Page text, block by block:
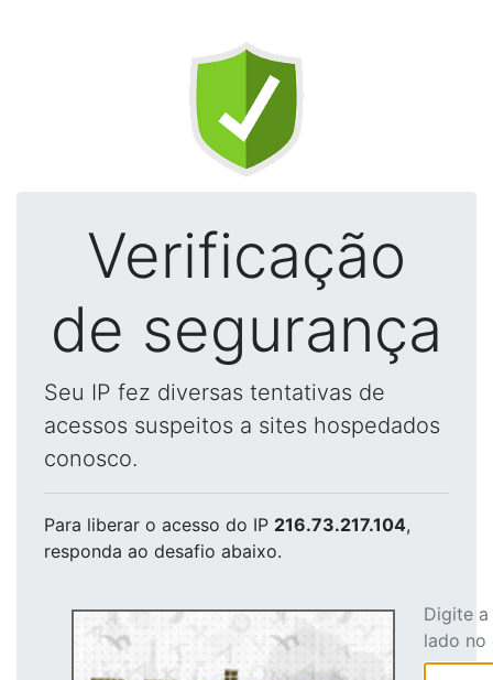
Verificação
de segurança
Seu IP fez diversas tentativas de
acessos suspeitos a sites hospedados
conosco.
Para liberar o acesso do IP 216.73.217.104,
responda ao desafio abaixo.
Digite
lado no